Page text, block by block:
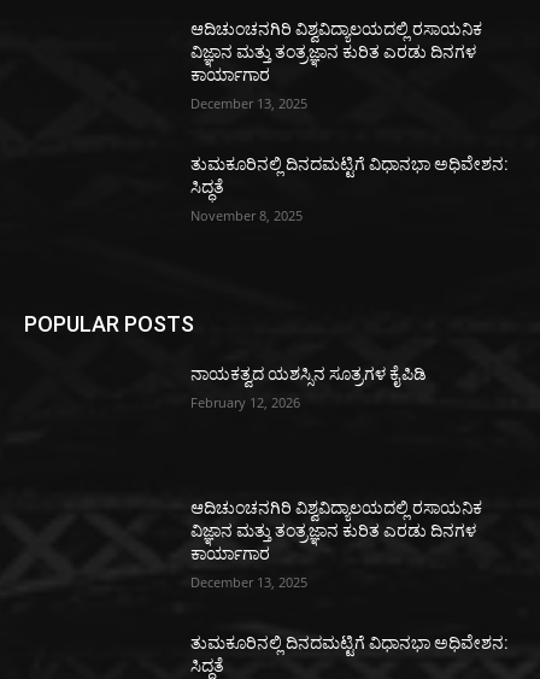
ಆದಿಚುಂಚನಗಿರಿ ವಿಶ್ವವಿದ್ಯಾಲಯದಲ್ಲಿ ರಸಾಯನಿಕ
ವಿಜ್ಞಾನ ಮತ್ತು ತಂತ್ರಜ್ಞಾನ ಕುರಿತ ಎರಡು ದಿನಗಳ
ಕಾರ್ಯಾಗಾರ
December 13, 2025
ತುಮಕೂರಿನಲ್ಲಿ ದಿನದಮಟ್ಟಿಗೆ ವಿಧಾನಭಾ ಅಧಿವೇಶನ:
ಸಿದ್ಧತೆ
November 8, 2025
POPULAR POSTS
ನಾಯಕತ್ವದ ಯಶಸ್ಸಿನ ಸೂತ್ರಗಳ ಕೈಪಿಡಿ
February 12, 2026
ಆದಿಚುಂಚನಗಿರಿ ವಿಶ್ವವಿದ್ಯಾಲಯದಲ್ಲಿ ರಸಾಯನಿಕ
ವಿಜ್ಞಾನ ಮತ್ತು ತಂತ್ರಜ್ಞಾನ ಕುರಿತ ಎರಡು ದಿನಗಳ
ಕಾರ್ಯಾಗಾರ
December 13, 2025
ತುಮಕೂರಿನಲ್ಲಿ ದಿನದಮಟ್ಟಿಗೆ ವಿಧಾನಭಾ ಅಧಿವೇಶನ:
ಸಿದ್ಧತೆ